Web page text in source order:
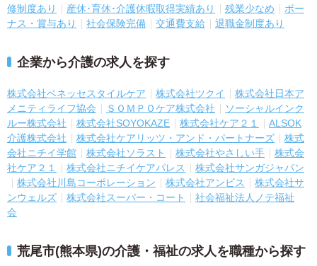
修制度あり
産休･育休･介護休暇取得実績あり 残業少なめ
ボー
ナス・賞与あり
社会保険完備 交通費支給 退職金制度あり
企業から介護の求人を探す
株式会社ベネッセスタイルケア 株式会社ツクイ
株式会社日本ア
メニティライフ協会
ＳＯＭＰＯケア株式会社
ソーシャルインク
ルー株式会社
株式会社SOYOKAZE 株式会社ケア２１
ALSOK
介護株式会社
株式会社ケアリッツ・アンド・パートナーズ
株式
会社ニチイ学館
株式会社ソラスト 株式会社やさしい手
株式会
社ケア２１
株式会社ニチイケアパレス
株式会社サンガジャパン
株式会社川島コーポレーション
株式会社アンビス
株式会社サ
ンウェルズ
株式会社スーパー・コート
社会福祉法人ノテ福祉
会
荒尾市(熊本県)の介護・福祉の求人を職種から探す